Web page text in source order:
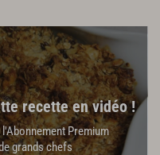
recette en vidéo !
Premium
grands chefs